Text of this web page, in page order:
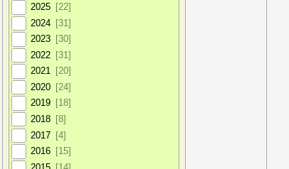
2025 [22]
2024 [31]
2023 [30]
2022 [31]
2021 [20]
2020 [24]
2019 [18]
2018 [8]
2017 [4]
2016 [15]